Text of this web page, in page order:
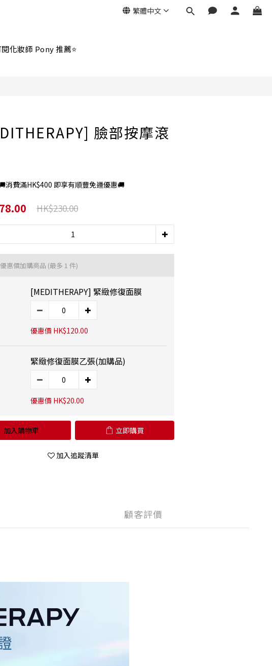
繁體中文
化妝師 Pony 推薦⭐
臉部按摩滾
消費滿HK$400 即享有順豐免運優惠🚚
HK$230.00
惠價加購商品 (最多 1 件)
[MEDITHERAPY] 緊緻修復面膜
優惠價 HK$120.00
緊緻修復面膜乙張(加購品)
優惠價 HK$20.00
加入購物車 立即購買
加入追蹤清單
顧客評價
立即購買